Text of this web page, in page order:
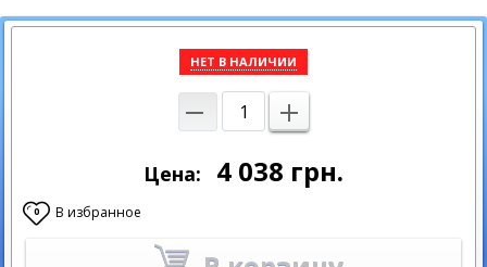
НЕТ В НАЛИЧИИ
Цена: 4 038 грн.
0 В избранное